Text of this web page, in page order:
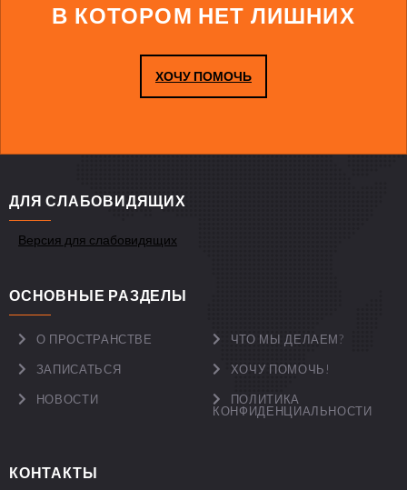
В КОТОРОМ НЕТ ЛИШНИХ
ХОЧУ ПОМОЧЬ
ДЛЯ СЛАБОВИДЯЩИХ
Версия для слабовидящих
ОСНОВНЫЕ РАЗДЕЛЫ
О ПРОСТРАНСТВЕ ЧТО МЫ ДЕЛАЕМ?
ЗАПИСАТЬСЯ ХОЧУ ПОМОЧЬ!
НОВОСТИ
ПОЛИТИКА
КОНФИДЕНЦИАЛЬНОСТИ
КОНТАКТЫ